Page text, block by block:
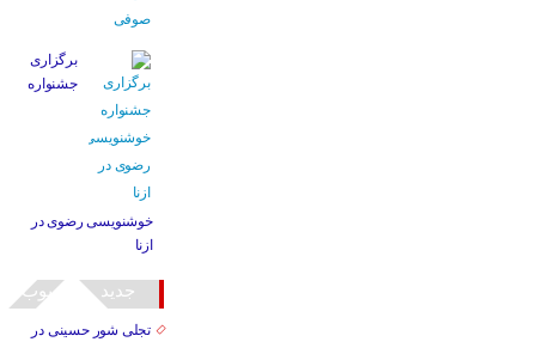
برگزاری
جشنواره
خوشنویسی رضوی در
ازنا
جدید محبوب
تجلی شور حسینی در